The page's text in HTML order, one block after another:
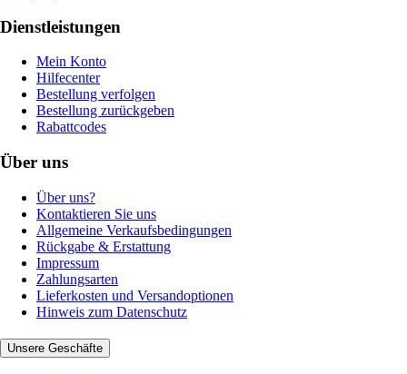
Dienstleistungen
Mein Konto
Hilfecenter
Bestellung verfolgen
Bestellung zurückgeben
Rabattcodes
Über uns
Über uns?
Kontaktieren Sie uns
Allgemeine Verkaufsbedingungen
Rückgabe & Erstattung
Impressum
Zahlungsarten
Lieferkosten und Versandoptionen
Hinweis zum Datenschutz
Unsere Geschäfte